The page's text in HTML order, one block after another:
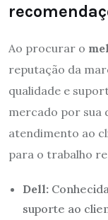
Ao procurar o
reputação da
qualidade e
mercado por sua
atendimento ao
para o trabalho
Dell:
suporte ao